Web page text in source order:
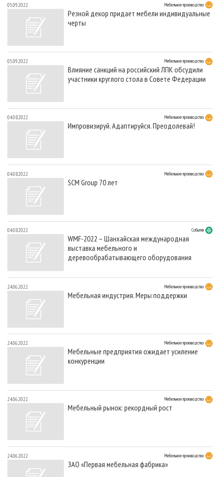
05.09.2022 Мебельное производство
Резной декор придает мебели индивидуальные
черты
05.09.2022 Мебельное производство
Влияние санкций на российский ЛПК обсудили
участники круглого стола в Совете Федерации
04.08.2022 Мебельное производство
Импровизируй. Адаптируйся. Преодолевай!
04.08.2022 Мебельное производство
SCM Group 70 лет
04.08.2022 События
WMF-2022 – Шанхайская международная
выставка мебельного и
деревообрабатывающего оборудования
24.06.2022 Мебельное производство
Мебельная индустрия. Меры поддержки
24.06.2022 Мебельное производство
Мебельные предприятия ожидает усиление
конкуренции
24.06.2022 Мебельное производство
Мебельный рынок: рекордный рост
24.06.2022 Мебельное производство
ЗАО «Первая мебельная фабрика»